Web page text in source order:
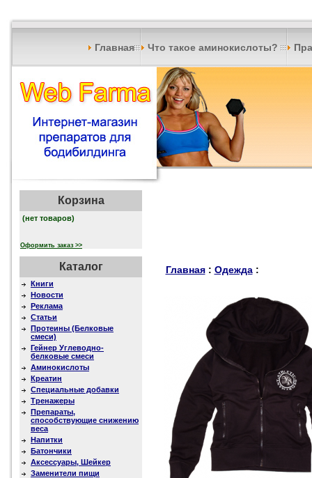
Главная Что такое аминокислоты?
Корзина
(нет товаров)
Оформить заказ >>
Каталог
Книги
Новости
Реклама
Статьи
Протеины (Белковые
смеси)
Гейнер Углеводно-
белковые смеси
Аминокислоты
Креатин
Специальные добавки
Тренажеры
Препараты,
способствующие снижению
веса
Напитки
Батончики
Аксессуары, Шейкер
Заменители пищи
Главная: Одежда: